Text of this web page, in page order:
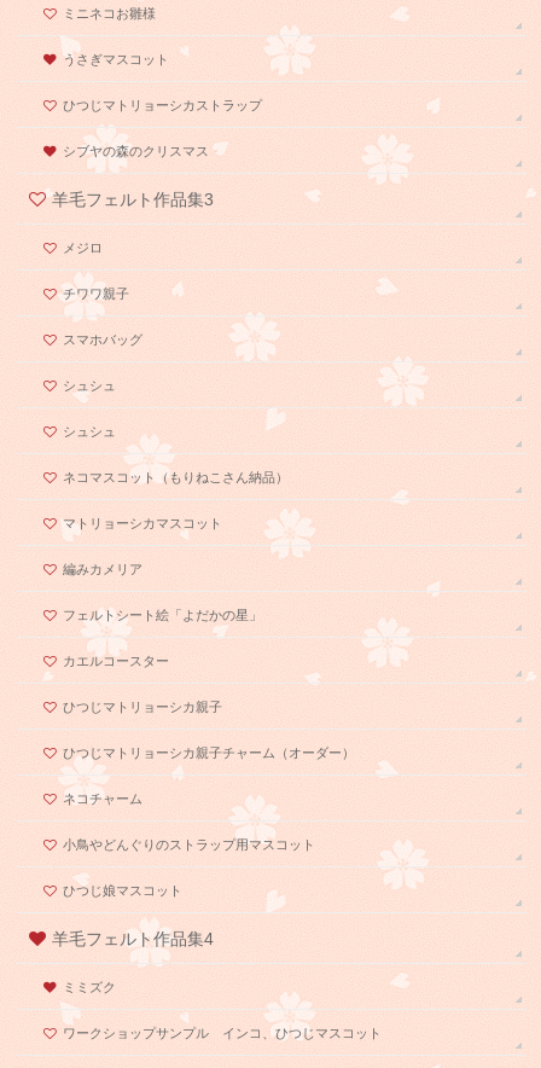
ミニネコお雛様
うさぎマスコット
ひつじマトリョーシカストラップ
シブヤの森のクリスマス
羊毛フェルト作品集3
メジロ
チワワ親子
スマホバッグ
シュシュ
シュシュ
ネコマスコット（もりねこさん納品）
マトリョーシカマスコット
編みカメリア
フェルトシート絵「よだかの星」
カエルコースター
ひつじマトリョーシカ親子
ひつじマトリョーシカ親子チャーム（オーダー）
ネコチャーム
小鳥やどんぐりのストラップ用マスコット
ひつじ娘マスコット
羊毛フェルト作品集4
ミミズク
ワークショップサンプル インコ、ひつじマスコット